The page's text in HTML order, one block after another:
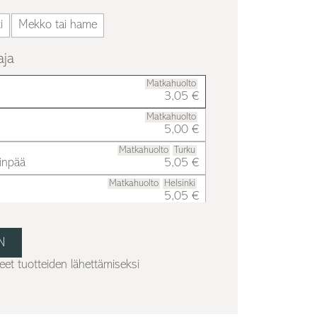
Mekko tai hame
Matkahuolto
3,05 €
Matkahuolto
5,00 €
Matkahuolto Turku
5,05 €
Matkahuolto Helsinki
5,05 €
tuotteiden lähettämiseksi